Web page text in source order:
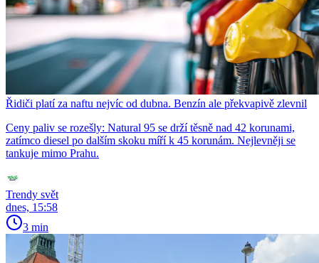
Řidiči platí za naftu nejvíc od dubna. Benzín ale překvapivě zlevnil
Ceny paliv se rozešly: Natural 95 se drží těsně nad 42 korunami,
zatímco diesel po dalším skoku míří k 45 korunám. Nejlevněji se
tankuje mimo Prahu.
Trendy svět
dnes, 15:58
3 min